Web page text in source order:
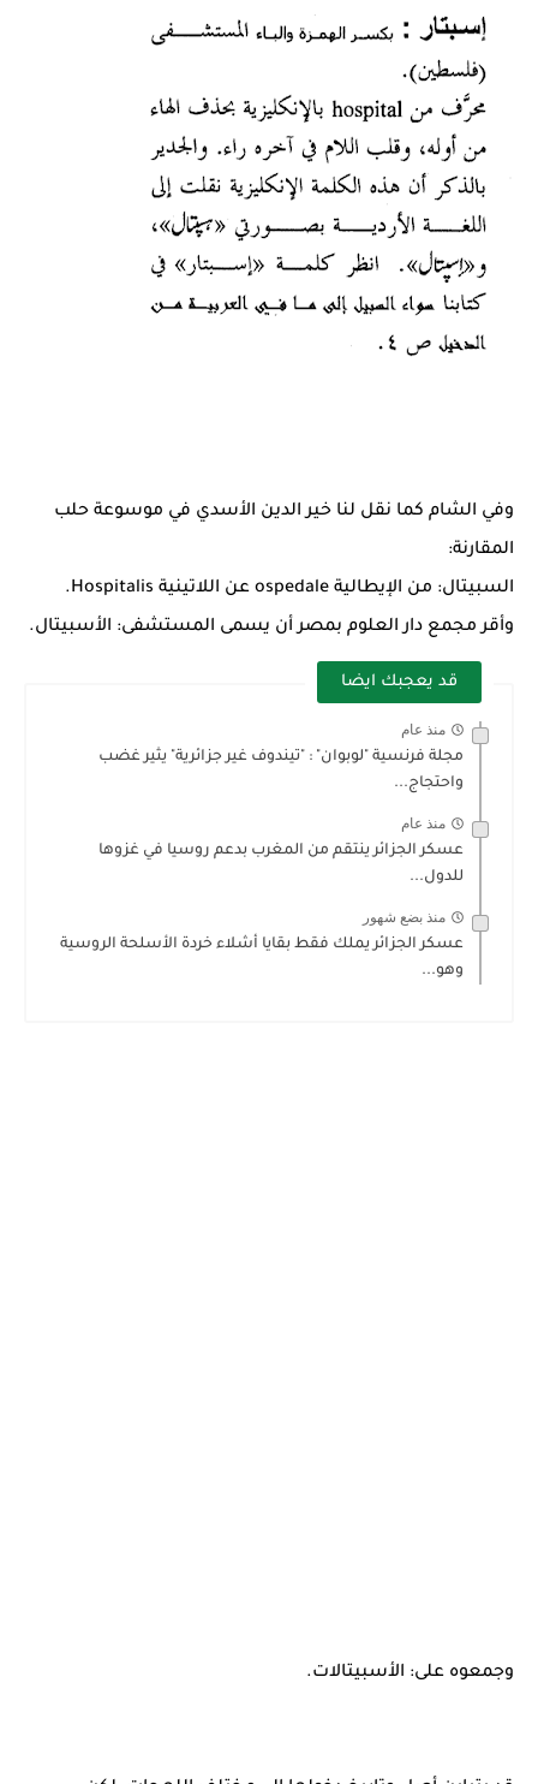
وفي الشام كما نقل لنا خير الدين الأسدي في موسوعة حلب
المقارنة:
السبيتال: من الإيطالية ospedale عن اللاتينية Hospitalis.
وأقر مجمع دار العلوم بمصر أن يسمى المستشفى: الأسبيتال.
قد يعجبك ايضا
منذ عام
مجلة فرنسية "لوبوان" : "تيندوف غير جزائرية" يثير غضب
واحتجاج...
منذ عام
عسكر الجزائر ينتقم من المغرب بدعم روسيا في غزوها
للدول...
منذ بضع شهور
عسكر الجزائر يملك فقط بقايا أشلاء خردة الأسلحة الروسية
وهو...
وجمعوه على: الأسبيتالات.